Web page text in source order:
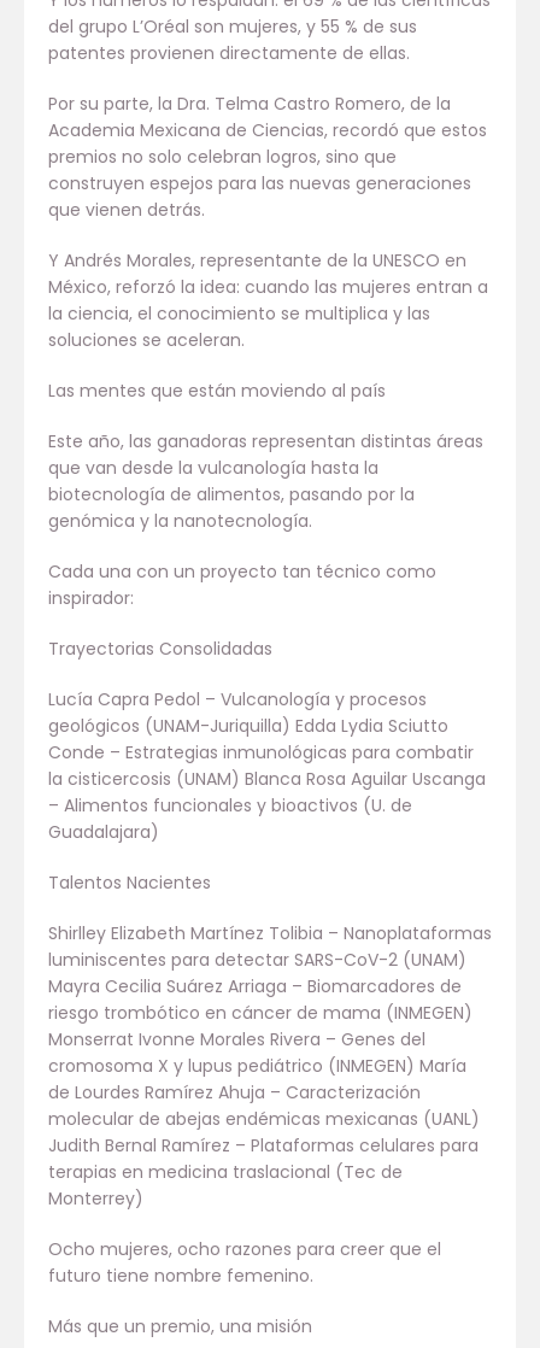
del grupo L’Oréal son mujeres, y 55 % de sus
patentes provienen directamente de ellas.
Por su parte, la Dra. Telma Castro Romero, de la
Academia Mexicana de Ciencias, recordó que estos
premios no solo celebran logros, sino que
construyen espejos para las nuevas generaciones
que vienen detrás.
Y Andrés Morales, representante de la UNESCO en
México, reforzó la idea: cuando las mujeres entran a
la ciencia, el conocimiento se multiplica y las
soluciones se aceleran.
Las mentes que están moviendo al país
Este año, las ganadoras representan distintas áreas
que van desde la vulcanología hasta la
biotecnología de alimentos, pasando por la
genómica y la nanotecnología.
Cada una con un proyecto tan técnico como
inspirador:
Trayectorias Consolidadas
Lucía Capra Pedol – Vulcanología y procesos
geológicos (UNAM-Juriquilla) Edda Lydia Sciutto
Conde – Estrategias inmunológicas para combatir
la cisticercosis (UNAM) Blanca Rosa Aguilar Uscanga
– Alimentos funcionales y bioactivos (U. de
Guadalajara)
Talentos Nacientes
Shirlley Elizabeth Martínez Tolibia – Nanoplataformas
luminiscentes para detectar SARS-CoV-2 (UNAM)
Mayra Cecilia Suárez Arriaga – Biomarcadores de
riesgo trombótico en cáncer de mama (INMEGEN)
Monserrat Ivonne Morales Rivera – Genes del
cromosoma X y lupus pediátrico (INMEGEN) María
de Lourdes Ramírez Ahuja – Caracterización
molecular de abejas endémicas mexicanas (UANL)
Judith Bernal Ramírez – Plataformas celulares para
terapias en medicina traslacional (Tec de
Monterrey)
Ocho mujeres, ocho razones para creer que el
futuro tiene nombre femenino.
Más que un premio, una misión